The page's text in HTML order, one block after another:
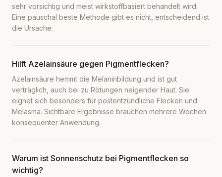
sehr vorsichtig und meist wirkstoffbasiert behandelt wird.
Eine pauschal beste Methode gibt es nicht, entscheidend ist
die Ursache.
Hilft Azelainsäure gegen Pigmentflecken?
Azelainsäure hemmt die Melaninbildung und ist gut
verträglich, auch bei zu Rötungen neigender Haut. Sie
eignet sich besonders für postentzündliche Flecken und
Melasma. Sichtbare Ergebnisse brauchen mehrere Wochen
konsequenter Anwendung.
Warum ist Sonnenschutz bei Pigmentflecken so
wichtig?